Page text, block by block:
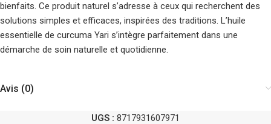
bienfaits. Ce produit naturel s’adresse à ceux qui recherchent des
solutions simples et efficaces, inspirées des traditions. L’huile
essentielle de curcuma Yari s’intègre parfaitement dans une
démarche de soin naturelle et quotidienne.
Avis (0)
UGS : 8717931607971